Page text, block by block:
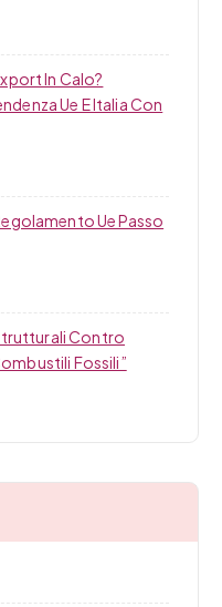
In Calo?
Ue E Italia Con
Ue Passo
Contro
Fossili”